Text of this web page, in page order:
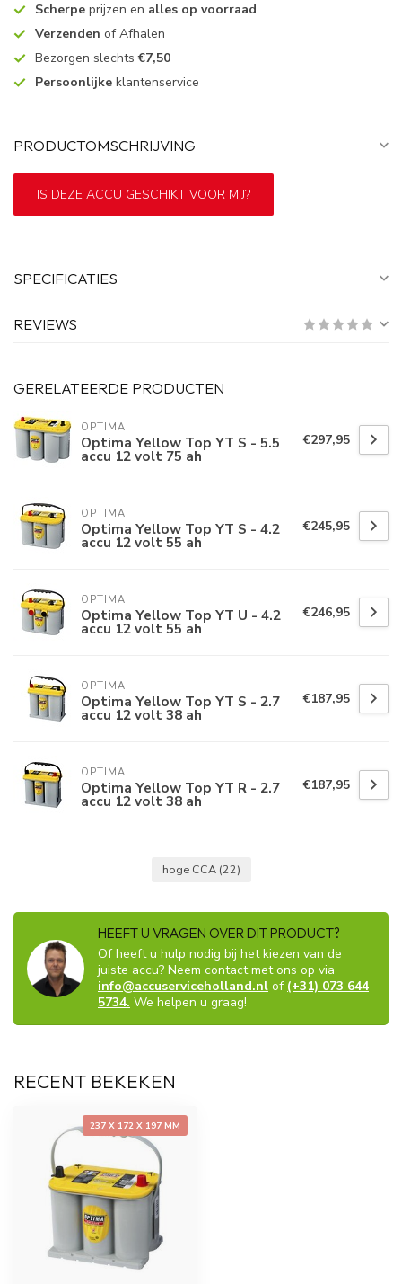
Scherpe prijzen en alles op voorraad
Verzenden of Afhalen
Bezorgen slechts€7,50
Persoonlijke klantenservice
PRODUCTOMSCHRIJVING
IS DEZE ACCU GESCHIKT VOOR MIJ?
SPECIFICATIES
REVIEWS
GERELATEERDE PRODUCTEN
OPTIMA
Optima Yellow Top YT S - 5.5
accu 12 volt 75 ah
€297,95
OPTIMA
Optima Yellow Top YT S - 4.2
accu 12 volt 55 ah
€245,95
OPTIMA
Optima Yellow Top YT U - 4.2
accu 12 volt 55 ah
€246,95
OPTIMA
Optima Yellow Top YT S - 2.7
accu 12 volt 38 ah
€187,95
OPTIMA
Optima Yellow Top YT R - 2.7
accu 12 volt 38 ah
€187,95
hoge CCA (22)
HEEFT U VRAGEN OVER DIT PRODUCT?
Of heeft u hulp nodig bij het kiezen van de
juiste accu? Neem contact met ons op via
info@accuserviceholland.nl of (+31) 073 644
5734. We helpen u graag!
RECENT BEKEKEN
237 X 172 X 197 MM